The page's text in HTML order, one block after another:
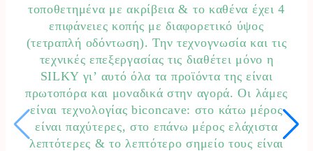
τοποθετημένα με ακρίβεια & το καθένα έχει 4
επιφάνειες κοπής με διαφορετικό ύψος
(τετραπλή οδόντωση). Την τεχνογνωσία και τις
τεχνικές επεξεργασίας τις διαθέτει μόνο η
SILKY γι’ αυτό όλα τα προϊόντα της είναι
πρωτοπόρα και μοναδικά στην αγορά. Οι λάμες
είναι τεχνολογίας biconcave: στο κάτω μέρος
είναι παχύτερες, στο επάνω μέρος ελάχιστα
λεπτότερες & το λεπτότερο σημείο τους είναι